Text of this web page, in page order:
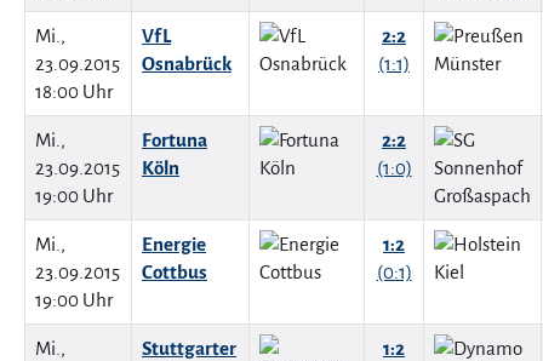
Mi.,
23.09.2015
18:00 Uhr
VfL
Osnabrück
2:2
(1:1)
Mi.,
23.09.2015
19:00 Uhr
Fortuna
Köln
2:2
(1:0)
Mi.,
23.09.2015
19:00 Uhr
Energie
Cottbus
1:2
(0:1)
Mi.,
Stuttgarter
1:2